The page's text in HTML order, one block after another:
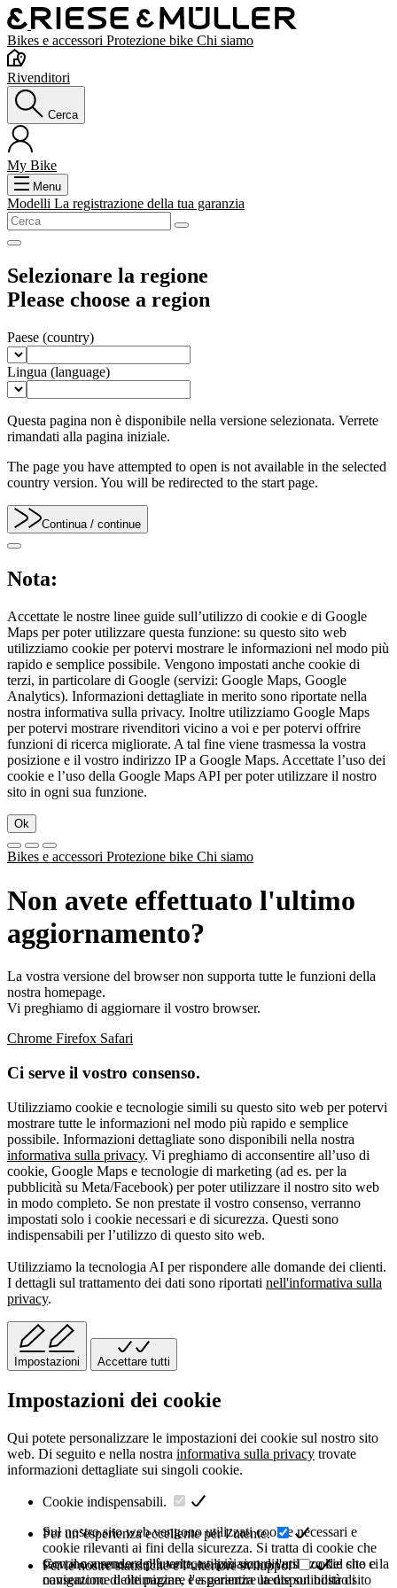
Bikes e accessori Protezione bike Chi siamo
Rivenditori
Cerca
My Bike
Menu
Modelli La registrazione della tua garanzia
Selezionare la regione
Please choose a region
Paese (country)
Lingua (language)
Questa pagina non è disponibile nella versione selezionata. Verrete
rimandati alla pagina iniziale.
The page you have attempted to open is not available in the selected
country version. You will be redirected to the start page.
Continua / continue
Nota:
Accettate le nostre linee guide sull’utilizzo di cookie e di Google
Maps per poter utilizzare questa funzione: su questo sito web
utilizziamo cookie per potervi mostrare le informazioni nel modo più
rapido e semplice possibile. Vengono impostati anche cookie di
terzi, in particolare di Google (servizi: Google Maps, Google
Analytics). Informazioni dettagliate in merito sono riportate nella
nostra informativa sulla privacy. Inoltre utilizziamo Google Maps
per potervi mostrare rivenditori vicino a voi e per potervi offrire
funzioni di ricerca migliorate. A tal fine viene trasmessa la vostra
posizione e il vostro indirizzo IP a Google Maps. Accettate l’uso dei
cookie e l’uso della Google Maps API per poter utilizzare il nostro
sito in ogni sua funzione.
Ok
Bikes e accessori Protezione bike Chi siamo
Non avete effettuato l'ultimo
aggiornamento?
La vostra versione del browser non supporta tutte le funzioni della
nostra homepage.
Vi preghiamo di aggiornare il vostro browser.
Chrome Firefox Safari
Ci serve il vostro consenso.
Utilizziamo cookie e tecnologie simili su questo sito web per potervi
mostrare tutte le informazioni nel modo più rapido e semplice
possibile. Informazioni dettagliate sono disponibili nella nostra
informativa sulla privacy. Vi preghiamo di acconsentire all’uso di
cookie, Google Maps e tecnologie di marketing (ad es. per la
pubblicità su Meta/Facebook) per poter utilizzare il nostro sito web
in modo completo. Se non prestate il vostro consenso, verranno
impostati solo i cookie necessari e di sicurezza. Questi sono
indispensabili per l’utilizzo di questo sito web.
Utilizziamo la tecnologia AI per rispondere alle domande dei clienti.
I dettagli sul trattamento dei dati sono riportati nell'informativa sulla
privacy.
Impostazioni Accettare tutti
Impostazioni dei cookie
Qui potete personalizzare le impostazioni dei cookie sul nostro sito
web. Di seguito e nella nostra informativa sulla privacy trovate
informazioni dettagliate sui singoli cookie.
Cookie indispensabili.
Sul nostro sito web vengono utilizzati cookie necessari e
cookie rilevanti ai fini della sicurezza. Si tratta di cookie che
servono a rendere più veloce o più sicuro l'utilizzo del sito e la
navigazione delle pagine, e a garantire la disponibilità di
Per un’esperienza eccellente per l’utente.
Con il consenso dell'utente, utilizziamo diversi cookie che ci
consentono di ottimizzare l'esperienza utente sul nostro sito
Per le nostre statistiche e l’ulteriore sviluppo.